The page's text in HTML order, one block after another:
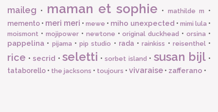
maileg • maman et sophie • mathilde m
•
memento • meri meri • mewe • miho unexpected • mimi lula •
moismont • mojipower• newtone •original duckhead •orsina •
pappelina • pijama • pip studio • rada •rainkiss • reisenthel•
rice •secrid •seletti •sorbet island • susan bijl •
tataborello • the jacksons • toujours • vivaraise • zafferano •